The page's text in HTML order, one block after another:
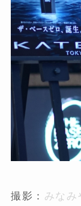
撮影： みなみ